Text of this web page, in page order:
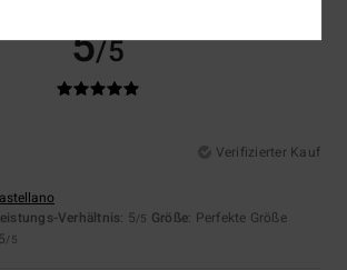
5/5
Verifizierter Kauf
Verhältnis: 5/5 Größe: Perfekte Größe
/5